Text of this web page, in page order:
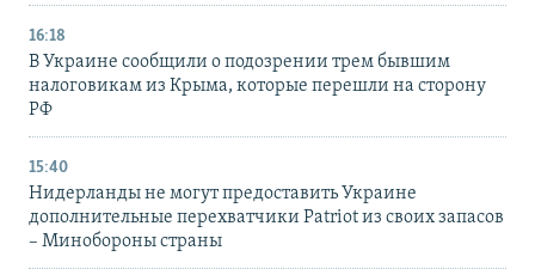
16:18
В Украине сообщили о подозрении трем бывшим
налоговикам из Крыма, которые перешли на сторону
РФ
15:40
Нидерланды не могут предоставить Украине
дополнительные перехватчики Patriot из своих запасов
– Минобороны страны